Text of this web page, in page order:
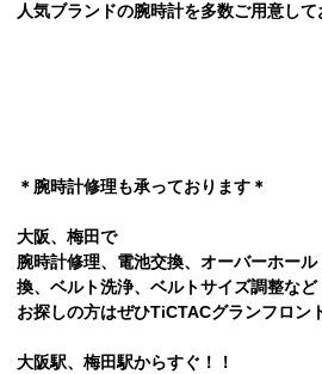
人気ブランドの腕時計を多数ご用意して
＊腕時計修理も承っております＊
大阪、梅田で
腕時計修理、電池交換、オーバーホー
換、ベルト洗浄、ベルトサイズ調整など
お探しの方はぜひTiCTACグランフロン
大阪駅、梅田駅からすぐ！！